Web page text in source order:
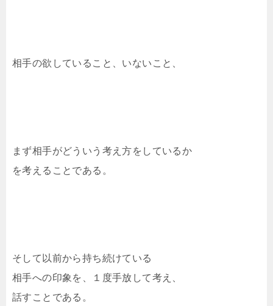
相手の欲していること、いないこと、
まず相手がどういう考え方をしているか
を考えることである。
そして以前から持ち続けている
相手への印象を、１度手放して考え、
話すことである。